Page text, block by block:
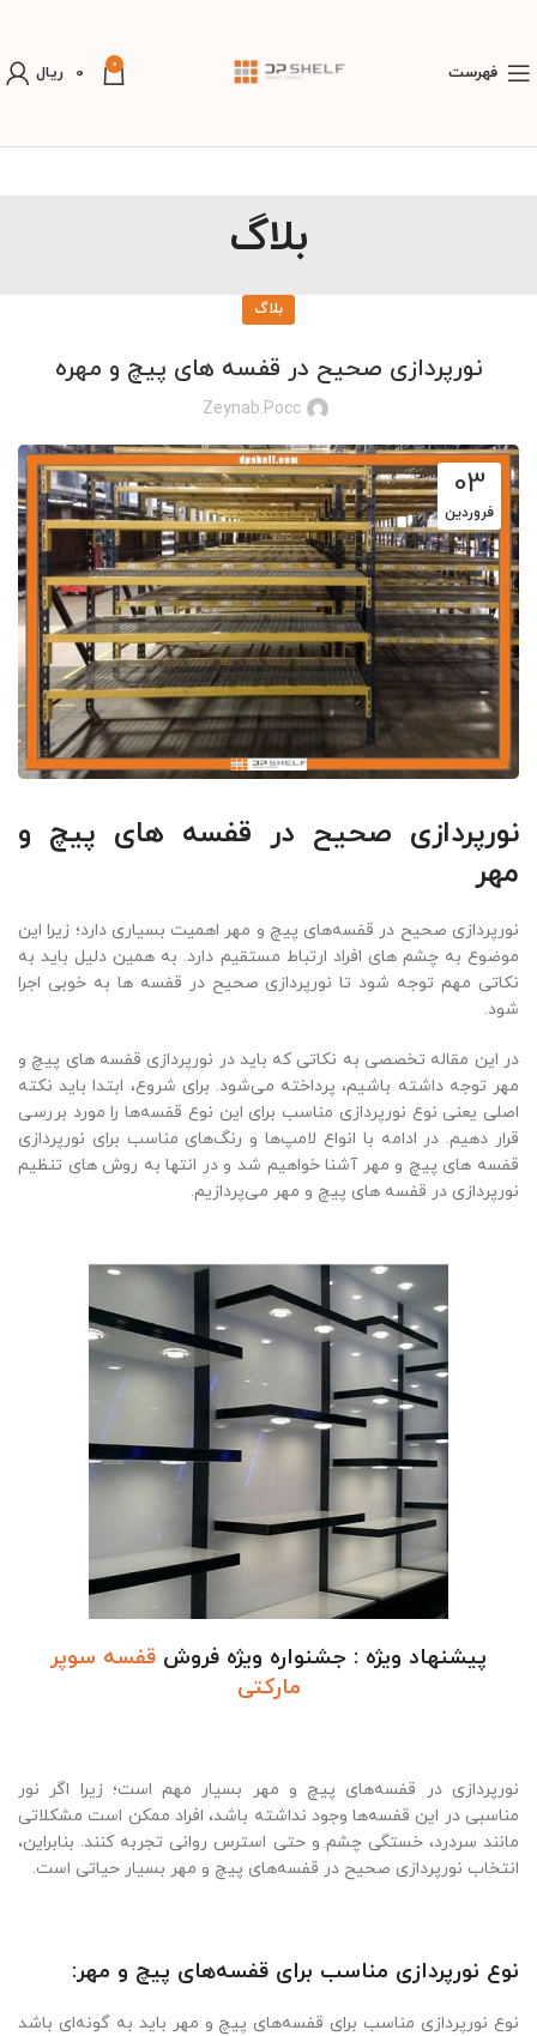
فهرست 0
0 ریال
بلاگ
بلاگ
نورپردازی صحیح در قفسه‌ های پیچ و مهره
Zeynab.pocc
03
فروردین
نورپردازی صحیح در قفسه‌ های پیچ و
مهر
نورپردازی صحیح در قفسه‌های پیچ و مهر اهمیت بسیاری دارد؛ زیرا این
موضوع به چشم های افراد ارتباط مستقیم دارد. به همین دلیل باید به
نکاتی مهم توجه شود تا نورپردازی صحیح در قفسه ها به خوبی اجرا
شود.
در این مقاله تخصصی به نکاتی که باید در نورپردازی قفسه‌ های پیچ و
مهر توجه داشته باشیم، پرداخته می‌شود. برای شروع، ابتدا باید نکته
اصلی یعنی نوع نورپردازی مناسب برای این نوع قفسه‌ها را مورد بررسی
قرار دهیم. در ادامه با انواع لامپ‌ها و رنگ‌های مناسب برای نورپردازی
قفسه‌ های پیچ و مهر آشنا خواهیم شد و در انتها به روش‌ های تنظیم
نورپردازی در قفسه‌ های پیچ و مهر می‌پردازیم.
پیشنهاد ویژه : جشنواره ویژه فروش قفسه سوپر
مارکتی
نورپردازی در قفسه‌های پیچ و مهر بسیار مهم است؛ زیرا اگر نور
مناسبی در این قفسه‌ها وجود نداشته باشد، افراد ممکن است مشکلاتی
مانند سردرد، خستگی چشم و حتی استرس روانی تجربه کنند. بنابراین،
انتخاب نورپردازی صحیح در قفسه‌های پیچ و مهر بسیار حیاتی است.
نوع نورپردازی مناسب برای قفسه‌های پیچ و مهر:
نوع نورپردازی مناسب برای قفسه‌های پیچ و مهر باید به گونه‌ای باشد